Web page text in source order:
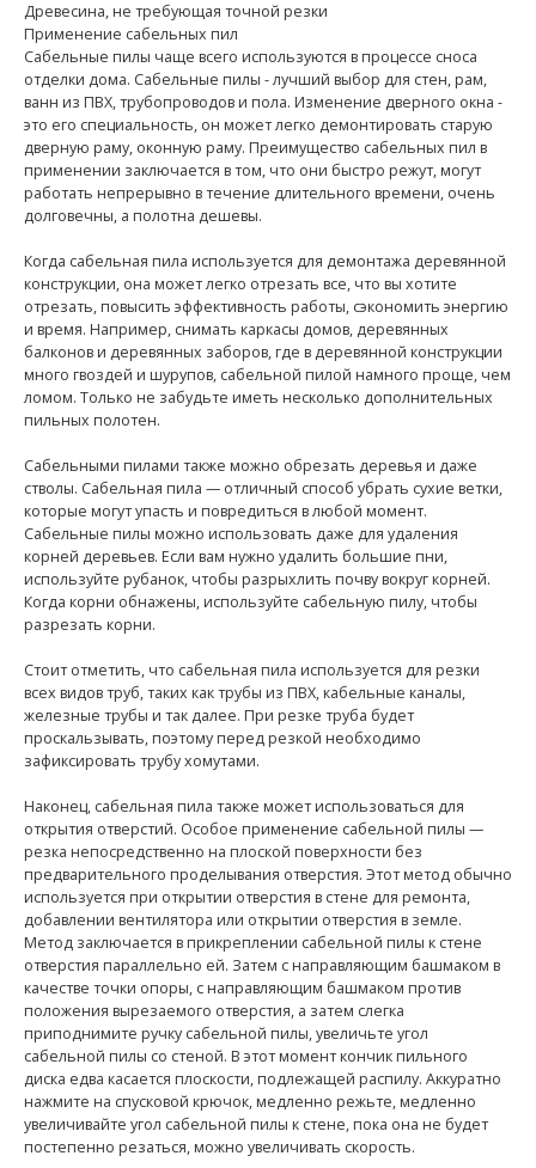
Древесина, не требующая точной резки
Применение сабельных пил
Сабельные пилы чаще всего используются в процессе сноса
отделки дома. Сабельные пилы - лучший выбор для стен, рам,
ванн из ПВХ, трубопроводов и пола. Изменение дверного окна -
это его специальность, он может легко демонтировать старую
дверную раму, оконную раму. Преимущество сабельных пил в
применении заключается в том, что они быстро режут, могут
работать непрерывно в течение длительного времени, очень
долговечны, а полотна дешевы.
Когда сабельная пила используется для демонтажа деревянной
конструкции, она может легко отрезать все, что вы хотите
отрезать, повысить эффективность работы, сэкономить энергию
и время. Например, снимать каркасы домов, деревянных
балконов и деревянных заборов, где в деревянной конструкции
много гвоздей и шурупов, сабельной пилой намного проще, чем
ломом. Только не забудьте иметь несколько дополнительных
пильных полотен.
Сабельными пилами также можно обрезать деревья и даже
стволы. Сабельная пила — отличный способ убрать сухие ветки,
которые могут упасть и повредиться в любой момент.
Сабельные пилы можно использовать даже для удаления
корней деревьев. Если вам нужно удалить большие пни,
используйте рубанок, чтобы разрыхлить почву вокруг корней.
Когда корни обнажены, используйте сабельную пилу, чтобы
разрезать корни.
Стоит отметить, что сабельная пила используется для резки
всех видов труб, таких как трубы из ПВХ, кабельные каналы,
железные трубы и так далее. При резке труба будет
проскальзывать, поэтому перед резкой необходимо
зафиксировать трубу хомутами.
Наконец, сабельная пила также может использоваться для
открытия отверстий. Особое применение сабельной пилы —
резка непосредственно на плоской поверхности без
предварительного проделывания отверстия. Этот метод обычно
используется при открытии отверстия в стене для ремонта,
добавлении вентилятора или открытии отверстия в земле.
Метод заключается в прикреплении сабельной пилы к стене
отверстия параллельно ей. Затем с направляющим башмаком в
качестве точки опоры, с направляющим башмаком против
положения вырезаемого отверстия, а затем слегка
приподнимите ручку сабельной пилы, увеличьте угол
сабельной пилы со стеной. В этот момент кончик пильного
диска едва касается плоскости, подлежащей распилу. Аккуратно
нажмите на спусковой крючок, медленно режьте, медленно
увеличивайте угол сабельной пилы к стене, пока она не будет
постепенно резаться, можно увеличивать скорость.